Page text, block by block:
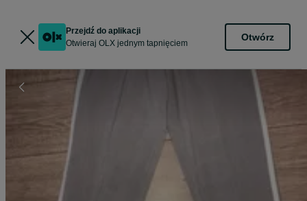
Przejdź do aplikacji
Otwieraj OLX jednym tapnięciem
Otwórz